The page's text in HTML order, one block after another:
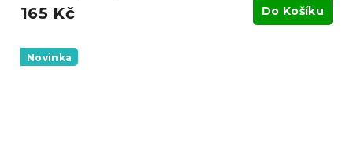
165 Kč Do Košíku
Novinka